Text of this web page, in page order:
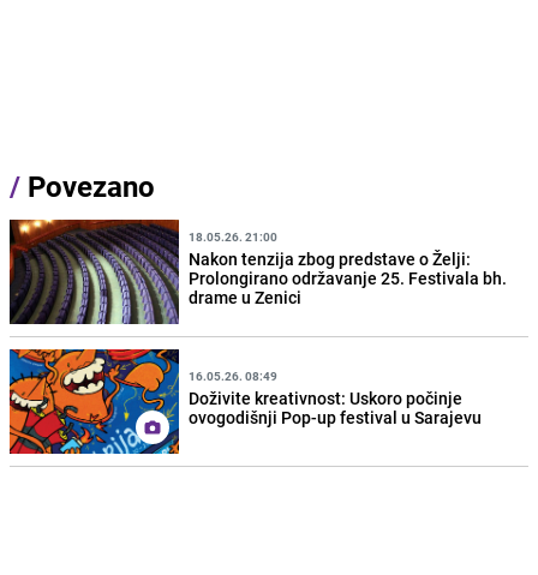
/ Povezano
18.05.26. 21:00
Nakon tenzija zbog predstave o Želji:
Prolongirano održavanje 25. Festivala bh.
drame u Zenici
16.05.26. 08:49
Doživite kreativnost: Uskoro počinje
ovogodišnji Pop-up festival u Sarajevu